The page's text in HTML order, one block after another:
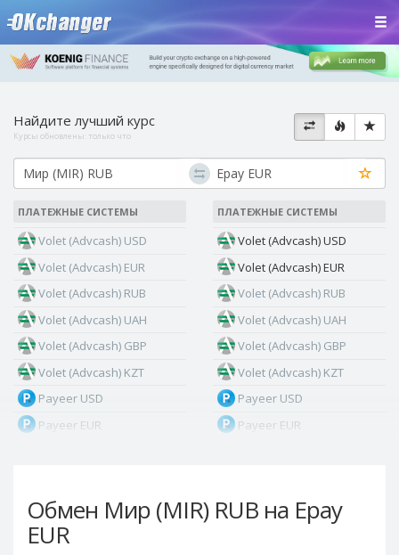
Обмен Мир (MIR) RUB на Epay
EUR
Найдите лучший курс
Курсы обновлены: только что
ПЛАТЕЖНЫЕ СИСТЕМЫ
Volet (Advcash) USD
Volet (Advcash) EUR
Volet (Advcash) RUB
Volet (Advcash) UAH
Volet (Advcash) GBP
Volet (Advcash) KZT
Payeer USD
Payeer EUR
Payeer Tether ERC20
(USDT)
Payeer UAH
ПЛАТЕЖНЫЕ СИСТЕМЫ
Volet (Advcash) USD
Volet (Advcash) EUR
Volet (Advcash) RUB
Volet (Advcash) UAH
Volet (Advcash) GBP
Volet (Advcash) KZT
Payeer USD
Payeer EUR
Payeer Tether ERC20
(USDT)